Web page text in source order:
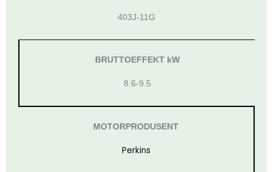
403J-11G
BRUTTOEFFEKT kW
8.6-9.5
MOTORPRODUSENT
Perkins